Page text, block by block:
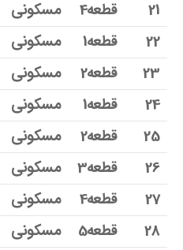
21
قطعه4 مسکونی
22
قطعه1 مسکونی
23
قطعه2 مسکونی
24
قطعه1 مسکونی
25
قطعه2 مسکونی
26
قطعه3 مسکونی
27
قطعه4 مسکونی
28
قطعه5 مسکونی